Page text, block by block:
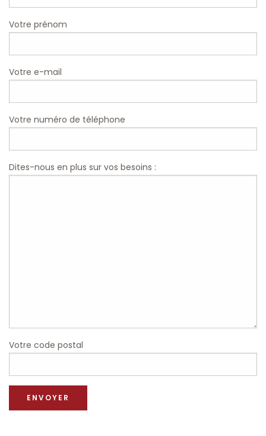
Votre prénom
Votre e-mail
Votre numéro de téléphone
Dites-nous en plus sur vos besoins :
Votre code postal